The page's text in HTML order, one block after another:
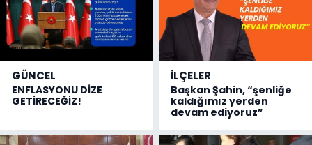
GÜNCEL
ENFLASYONU DİZE
GETİRECEĞİZ!
İLÇELER
Başkan Şahin, “şenliğe
kaldığımız yerden
devam ediyoruz”